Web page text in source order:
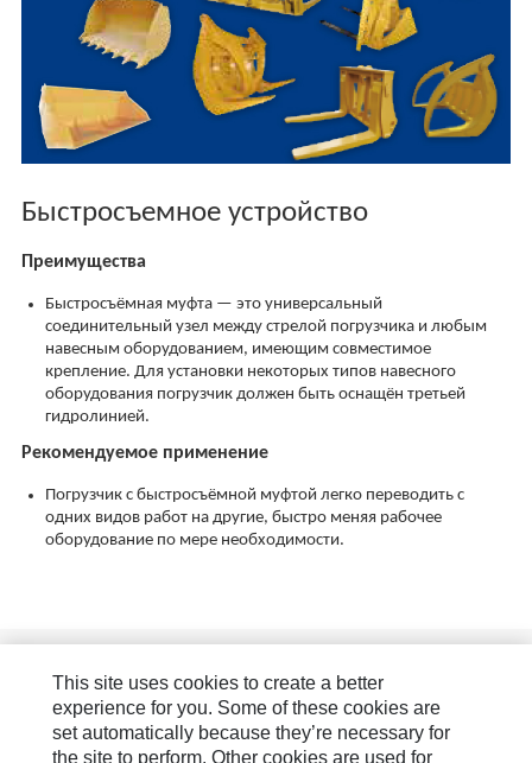
Быстросъемное устройство
Преимущества
Быстросъёмная муфта — это универсальный
соединительный узел между стрелой погрузчика и любым
навесным оборудованием, имеющим совместимое
крепление. Для установки некоторых типов навесного
оборудования погрузчик должен быть оснащён третьей
гидролинией.
Рекомендуемое применение
Погрузчик с быстросъёмной муфтой легко переводить с
одних видов работ на другие, быстро меняя рабочее
оборудование по мере необходимости.
Как вам помочь?
Новости и публикации
This site uses cookies to create a better
experience for you. Some of these cookies are
set automatically because they’re necessary for
the site to perform. Other cookies are used for